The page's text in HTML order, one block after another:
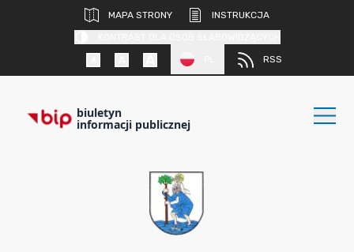
MAPA STRONY
INSTRUKCJA
RSS
biuletyn
informacji publicznej